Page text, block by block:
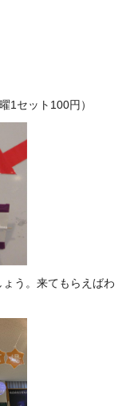
1セット100円）
う。来てもらえばわ